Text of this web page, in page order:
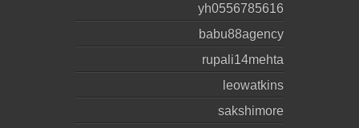
yh0556785616
babu88agency
rupali14mehta
leowatkins
sakshimore